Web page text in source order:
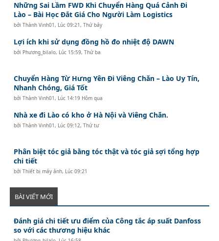
Những Sai Lầm FWD Khi Chuyển Hàng Quá Cảnh Đi
Lào – Bài Học Đắt Giá Cho Người Làm Logistics
bởiThành Vinh01 , Lúc 09:21, Thứ bảy
Lợi ích khi sử dụng đồng hồ đo nhiệt độ DAWN
bởi Phương_bilalo, Lúc 15:59, Thứ ba
Chuyển Hàng Từ Hưng Yên Đi Viêng Chăn – Lào Uy Tín,
Nhanh Chóng, Giá Tốt
bởiThành Vinh01 , Lúc 14:19 Hôm qua
Nhà xe đi Lào có kho ở Hà Nội và Viêng Chăn.
bởiThành Vinh01 , Lúc 09:12, Thứ tư
Phân biệt tóc giả bằng tóc thật và tóc giả sợi tổng hợp
chi tiết
bởiThiết bị máy ảnh, Lúc 09:21
BÀI VIẾT MỚI
Đánh giá chi tiết ưu điểm của Công tắc áp suất Danfoss
so với các thương hiệu khác